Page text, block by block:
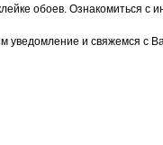
обоев. Ознакомиться с
и свяжемся с